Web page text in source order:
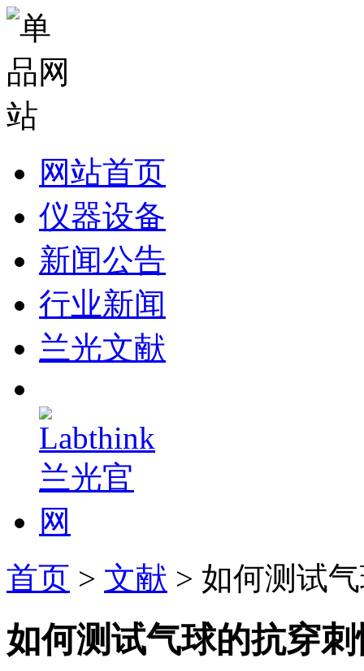
网站首页
仪器设备
新闻公告
行业新闻
兰光文献
首页 > 文献 > 如何测试
如何测试气球的抗穿